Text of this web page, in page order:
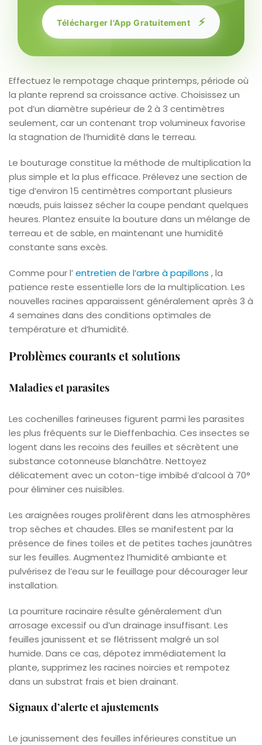
Télécharger l'App Gratuitement ⚡
Effectuez le rempotage chaque printemps, période où
la plante reprend sa croissance active. Choisissez un
pot d’un diamètre supérieur de 2 à 3 centimètres
seulement, car un contenant trop volumineux favorise
la stagnation de l’humidité dans le terreau.
Le bouturage constitue la méthode de multiplication la
plus simple et la plus efficace. Prélevez une section de
tige d’environ 15 centimètres comportant plusieurs
nœuds, puis laissez sécher la coupe pendant quelques
heures. Plantez ensuite la bouture dans un mélange de
terreau et de sable, en maintenant une humidité
constante sans excès.
Comme pour l’entretien de l’arbre à papillons , la
patience reste essentielle lors de la multiplication. Les
nouvelles racines apparaissent généralement après 3 à
4 semaines dans des conditions optimales de
température et d’humidité.
Problèmes courants et solutions
Maladies et parasites
Les cochenilles farineuses figurent parmi les parasites
les plus fréquents sur le Dieffenbachia. Ces insectes se
logent dans les recoins des feuilles et sécrètent une
substance cotonneuse blanchâtre. Nettoyez
délicatement avec un coton-tige imbibé d’alcool à 70°
pour éliminer ces nuisibles.
Les araignées rouges prolifèrent dans les atmosphères
trop sèches et chaudes. Elles se manifestent par la
présence de fines toiles et de petites taches jaunâtres
sur les feuilles. Augmentez l’humidité ambiante et
pulvérisez de l’eau sur le feuillage pour décourager leur
installation.
La pourriture racinaire résulte généralement d’un
arrosage excessif ou d’un drainage insuffisant. Les
feuilles jaunissent et se flétrissent malgré un sol
humide. Dans ce cas, dépotez immédiatement la
plante, supprimez les racines noircies et rempotez
dans un substrat frais et bien drainant.
Signaux d’alerte et ajustements
Le jaunissement des feuilles inférieures constitue un